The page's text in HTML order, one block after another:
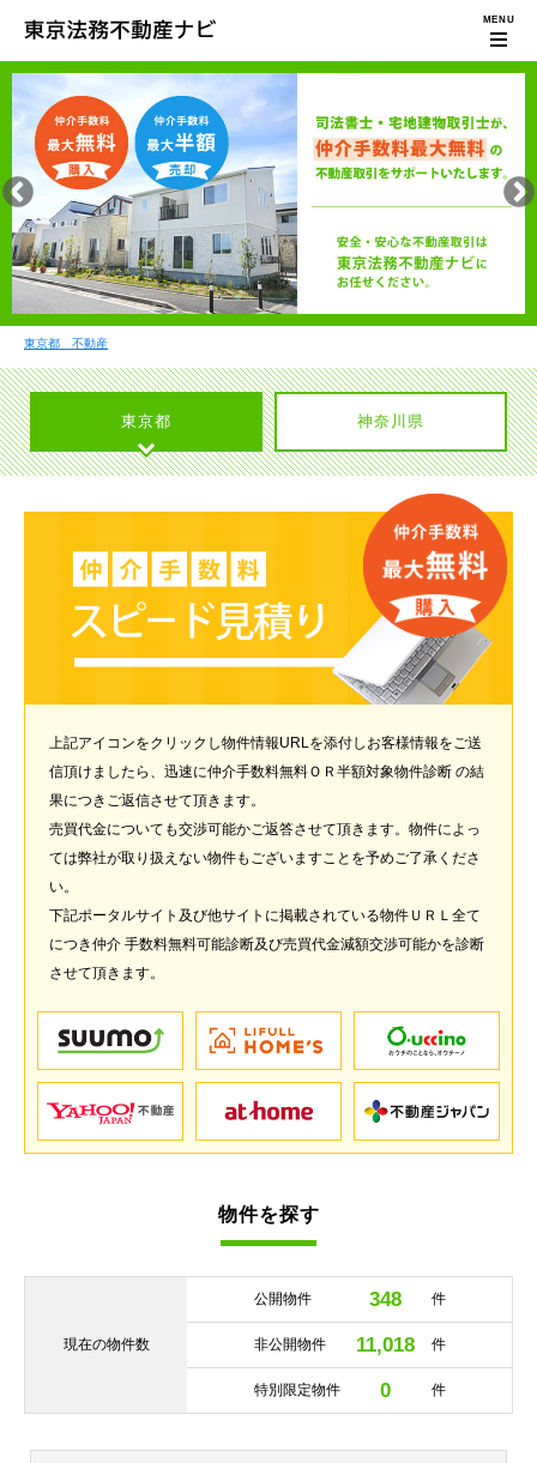
東京都 不動産
東京都 神奈川県
上記アイコンをクリックし物件情報URLを添付しお客様情報をご送
信頂けましたら、迅速に仲介手数料無料ＯＲ半額対象物件診断 の結
果につきご返信させて頂きます。
売買代金についても交渉可能かご返答させて頂きます。物件によっ
ては弊社が取り扱えない物件もございますことを予めご了承くださ
い。
下記ポータルサイト及び他サイトに掲載されている物件ＵＲＬ全て
につき仲介 手数料無料可能診断及び売買代金減額交渉可能かを診断
させて頂きます。
物件を探す
現在の物件数
公開物件 348 件
非公開物件 11,018 件
特別限定物件 0 件